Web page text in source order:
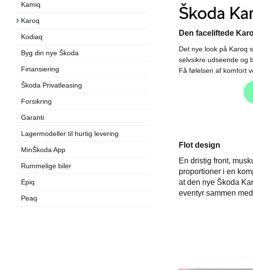
Kamiq
Karoq
Kodiaq
Byg din nye Škoda
Finansiering
Škoda Privatleasing
Forsikring
Garanti
Lagermodeller til hurtig levering
MinŠkoda App
Rummelige biler
Epiq
Peaq
Škoda
Den faceliftede
Det nye look på Karoq
selvsikre udseende og
Få følelsen af komfort
Flot design
En dristig front,
proportioner i en
at den nye Škoda
eventyr sammen